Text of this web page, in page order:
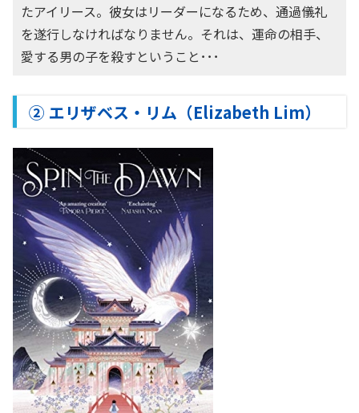
たアイリース。彼女はリーダーになるため、通過儀礼
を遂行しなければなりません。それは、運命の相手、
愛する男の子を殺すということ･･･
② エリザベス・リム（Elizabeth Lim）